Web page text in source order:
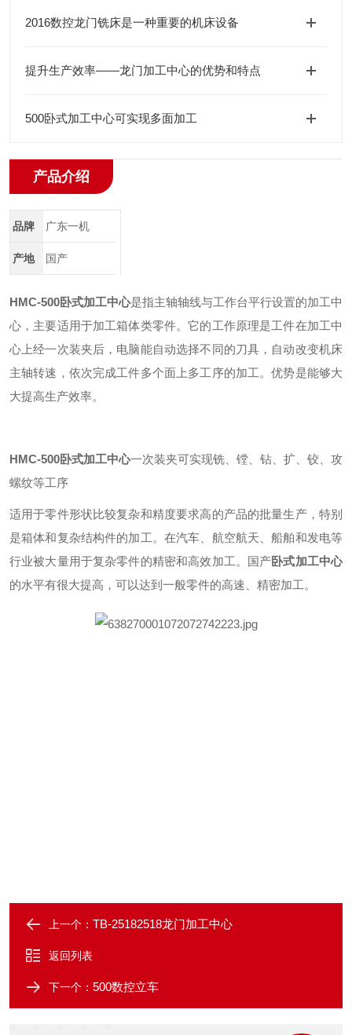
2016数控龙门铣床是一种重要的机床设备
提升生产效率——龙门加工中心的优势和特点
500卧式加工中心可实现多面加工
产品介绍
品牌 广东一机
产地 国产
HMC-500卧式加工中心是指主轴轴线与工作台平行设置的加工中
心，主要适用于加工箱体类零件。它的工作原理是工件在加工中
心上经一次装夹后，电脑能自动选择不同的刀具，自动改变机床
主轴转速，依次完成工件多个面上多工序的加工。优势是能够大
大提高生产效率。
HMC-500卧式加工中心一次装夹可实现铣、镗、钻、扩、铰、攻
螺纹等工序
适用于零件形状比较复杂和精度要求高的产品的批量生产，特别
是箱体和复杂结构件的加工。在汽车、航空航天、船舶和发电等
行业被大量用于复杂零件的精密和高效加工。国产卧式加工中心
的水平有很大提高，可以达到一般零件的高速、精密加工。
上一个： TB-25182518龙门加工中心
返回列表
下一个： 500数控立车